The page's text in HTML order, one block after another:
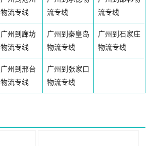
物流专线
流专线
流专线
广州到廊坊
物流专线
广州到秦皇岛
物流专线
广州到石家庄
物流专线
广州到邢台
物流专线
广州到张家口
物流专线